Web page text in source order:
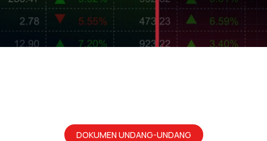
DOKUMEN UNDANG-UNDANG